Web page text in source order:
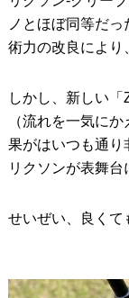
ノとほぼ同等だ
術力の改良により
しかし、新しい
（流れを一気に
果がはいつも通り
リクソンが表舞台
せいぜい、良くて